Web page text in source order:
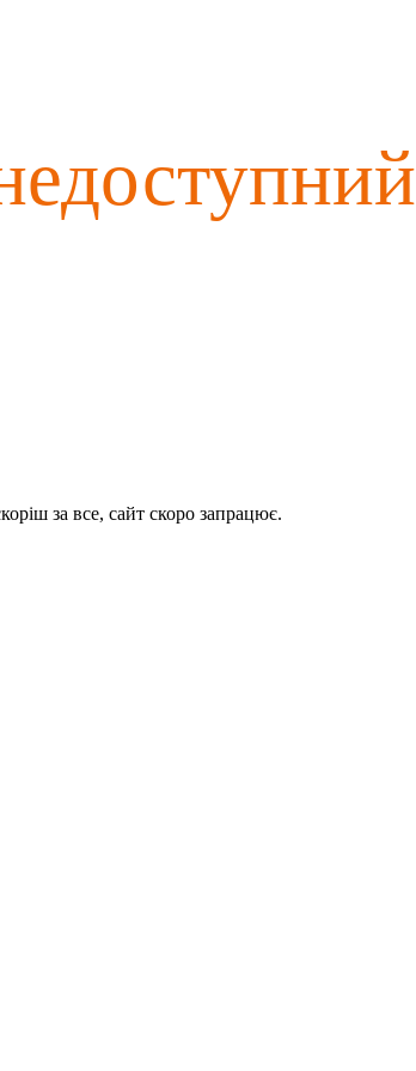
за все, сайт скоро запрацює.